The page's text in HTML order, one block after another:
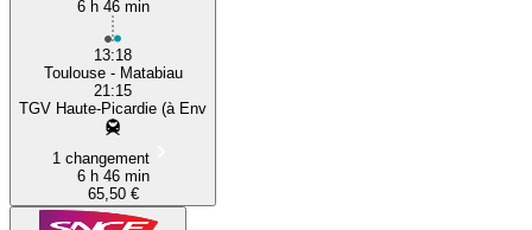
6 h 46 min
13:18
Toulouse - Matabiau
21:15
TGV Haute-Picardie (à Env
1 changement
6 h 46 min
65,50 €